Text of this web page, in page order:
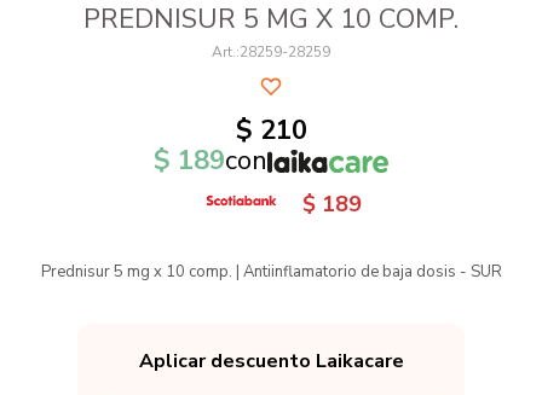
PREDNISUR 5 MG X 10 COMP.
28259-28259
$ 210
$ 189con
$ 189
Prednisur 5 mg x 10 comp. | Antiinflamatorio de baja dosis - SUR
Aplicar descuento Laikacare